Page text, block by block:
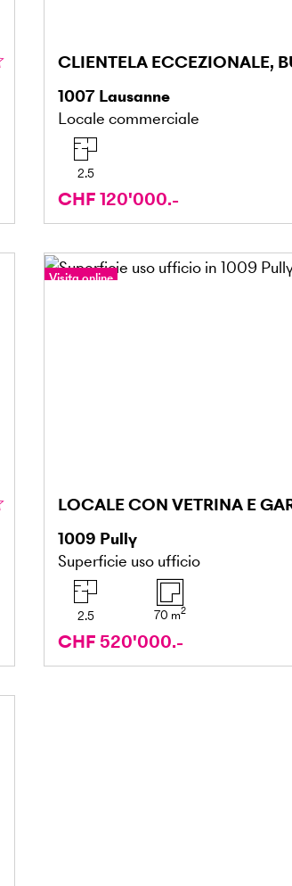
1007 Lausanne
Locale commerciale
2.5
CHF 120'000.-
Visita online
1009 Pully
Superficie uso ufficio
2.5 70 m2
CHF 520'000.-